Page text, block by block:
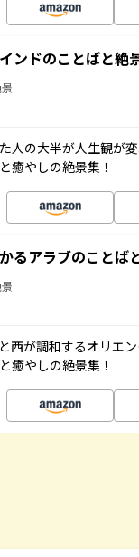
ンドのことばと絶
人の大半が人生観が
癒やしの絶景集！
るアラブのことば
西が調和するオリエ
癒やしの絶景集！